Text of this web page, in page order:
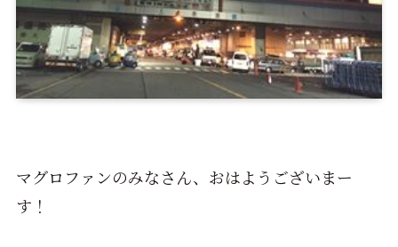
マグロファンのみなさん、おはようございまー
す！